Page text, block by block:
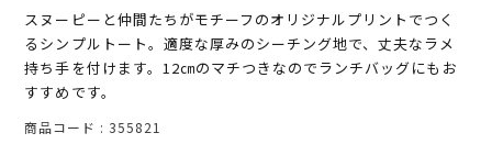
スヌーピーと仲間たちがモチーフのオリジナルプリントでつく
るシンプルトート。適度な厚みのシーチング地で、丈夫なラメ
持ち手を付けます。12㎝のマチつきなのでランチバッグにもお
すすめです。
商品コード 355821